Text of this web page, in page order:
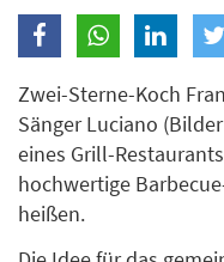
Zwei-Sterne-Koch
Sänger Luciano
eines Grill-
hochwertige
heißen.